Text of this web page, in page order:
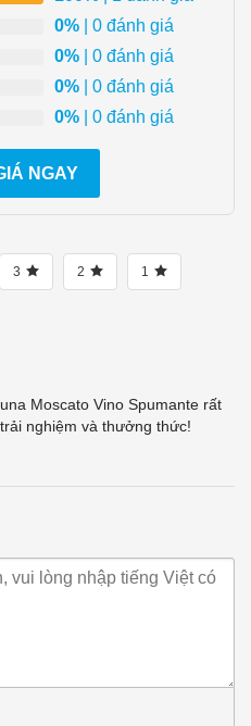
0% | 0 đánh giá
0% | 0 đánh giá
0% | 0 đánh giá
0% | 0 đánh giá
NGAY
3 2 1
Moscato Vino Spumante rất
nghiệm và thưởng thức!